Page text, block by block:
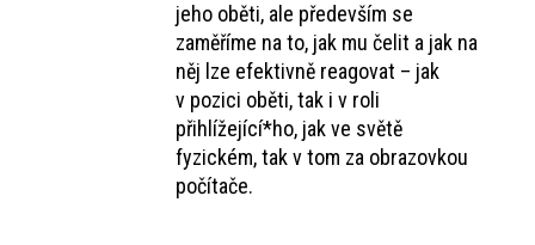
jeho oběti, ale především se
zaměříme na to, jak mu čelit a jak na
něj lze efektivně reagovat – jak
v pozici oběti, tak i v roli
přihlížející*ho, jak ve světě
fyzickém, tak v tom za obrazovkou
počítače.